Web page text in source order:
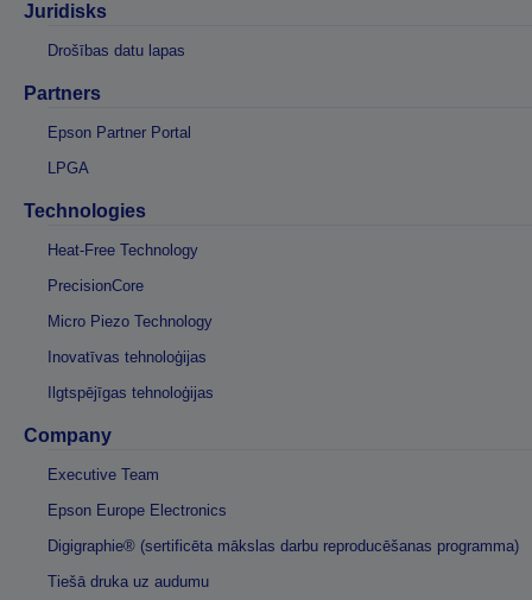
Juridisks
Drošības datu lapas
Partners
Epson Partner Portal
LPGA
Technologies
Heat-Free Technology
PrecisionCore
Micro Piezo Technology
Inovatīvas tehnoloģijas
Ilgtspējīgas tehnoloģijas
Company
Executive Team
Epson Europe Electronics
Digigraphie® (sertificēta mākslas darbu reproducēšanas programma)
Tiešā druka uz audumu